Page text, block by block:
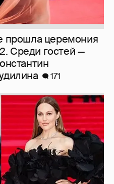
прошла церемония
Среди гостей —
171